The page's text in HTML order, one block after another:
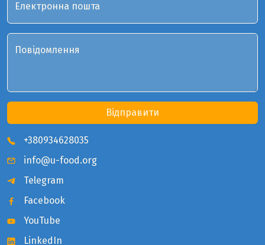
+380934628035
info@u-food.org
Telegram
Facebook
YouTube
LinkedIn
Електронна пошта
Повідомлення
Відправити